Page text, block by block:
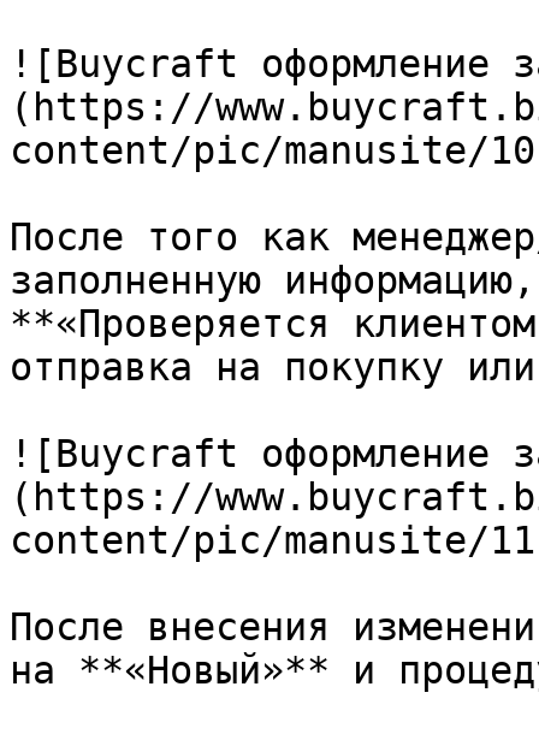
![Buycraft оформление
(https://
content/pic/manusite/
После того как
заполненную
**«Проверяется
отправка на покупку
![Buycraft оформление
(https://
content/pic/manusite/
После внесения
на **«Новый»** и